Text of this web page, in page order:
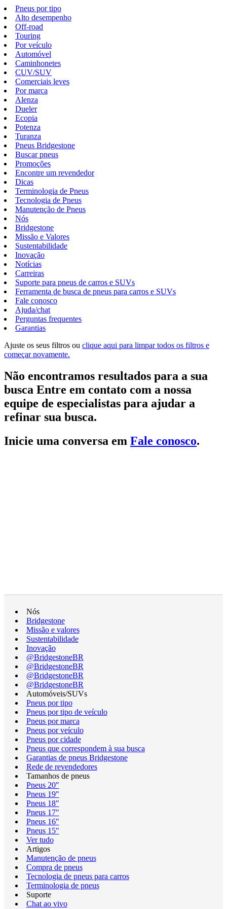
Pneus por tipo
Alto desempenho
Off-road
Touring
Por veículo
Automóvel
Caminhonetes
CUV/SUV
Comerciais leves
Por marca
Alenza
Dueler
Ecopia
Potenza
Turanza
Pneus Bridgestone
Buscar pneus
Promoções
Encontre um revendedor
Dicas
Terminologia de Pneus
Tecnologia de Pneus
Manutenção de Pneus
Nós
Bridgestone
Missão e Valores
Sustentabilidade
Inovação
Notícias
Carreiras
Suporte para pneus de carros e SUVs
Ferramenta de busca de pneus para carros e SUVs
Fale conosco
Ajuda/chat
Perguntas frequentes
Garantias
Ajuste os seus filtros ou clique aqui para limpar todos os filtros e
começar novamente.
Não encontramos resultados para a sua
busca Entre em contato com a nossa
equipe de especialistas para ajudar a
refinar sua busca.
Inicie uma conversa em Fale conosco.
Nós
Bridgestone
Missão e valores
Sustentabilidade
Inovação
@BridgestoneBR
@BridgestoneBR
@BridgestoneBR
@BridgestoneBR
Automóveis/SUVs
Pneus por tipo
Pneus por tipo de veículo
Pneus por marca
Pneus por veículo
Pneus por cidade
Pneus que correspondem à sua busca
Garantias de pneus Bridgestone
Rede de revendedores
Tamanhos de pneus
Pneus 20"
Pneus 19"
Pneus 18"
Pneus 17"
Pneus 16"
Pneus 15"
Ver tudo
Artigos
Manutenção de pneus
Compra de pneus
Tecnologia de pneus para carros
Terminologia de pneus
Suporte
Chat ao vivo